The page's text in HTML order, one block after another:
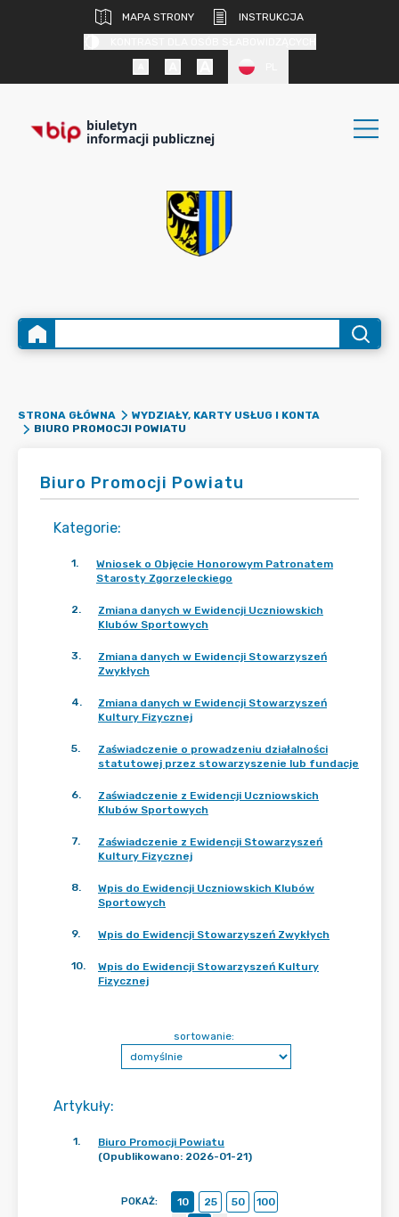
MAPA STRONY
INSTRUKCJA
biuletyn
informacji publicznej
STRONA GŁÓWNA
WYDZIAŁY, KARTY USŁUG I KONTA
BIURO PROMOCJI POWIATU
Biuro Promocji Powiatu
Kategorie:
1.
Wniosek o Objęcie Honorowym Patronatem
Starosty Zgorzeleckiego
2.
Zmiana danych w Ewidencji Uczniowskich
Klubów Sportowych
3.
Zmiana danych w Ewidencji Stowarzyszeń
Zwykłych
4.
Zmiana danych w Ewidencji Stowarzyszeń
Kultury Fizycznej
5.
Zaświadczenie o prowadzeniu działalności
statutowej przez stowarzyszenie lub fundacje
6.
Zaświadczenie z Ewidencji Uczniowskich
Klubów Sportowych
7.
Zaświadczenie z Ewidencji Stowarzyszeń
Kultury Fizycznej
8.
Wpis do Ewidencji Uczniowskich Klubów
Sportowych
9. Wpis do Ewidencji Stowarzyszeń Zwykłych
10.
Wpis do Ewidencji Stowarzyszeń Kultury
Fizycznej
Artykuły:
sortowanie:
1.
Biuro Promocji Powiatu
(Opublikowano: 2026-01-21)
POKAŻ: 10 25 50
100